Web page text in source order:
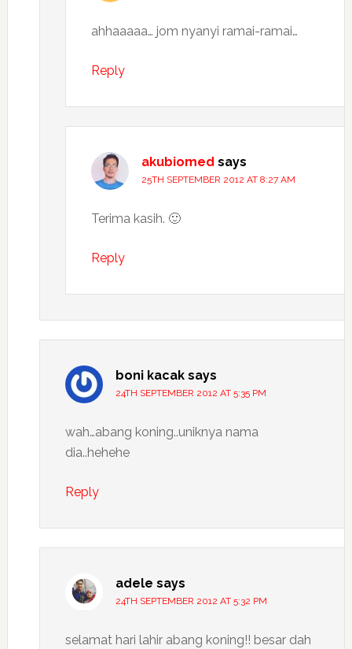
ahhaaaaa… jom nyanyi ramai-ramai…
Reply
akubiomed says
25TH SEPTEMBER 2012 AT 8:27 AM
Terima kasih. 🙂
Reply
boni kacak says
24TH SEPTEMBER 2012 AT 5:35 PM
wah…abang koning..uniknya nama
dia..hehehe
Reply
adele says
24TH SEPTEMBER 2012 AT 5:32 PM
selamat hari lahir abang koning!! besar dah